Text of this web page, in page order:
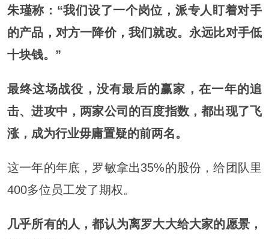
朱瑾称：“我们设了一个岗位，派专人盯着对手
的产品，对方一降价，我们就改。永远比对手低
十块钱。”
最终这场战役，没有最后的赢家，在一年的追
击、进攻中，两家公司的百度指数，都出现了飞
涨，成为行业毋庸置疑的前两名。
这一年的年底，罗敏拿出35%的股份，给团队里
400多位员工发了期权。
几乎所有的人，都认为离罗大大给大家的愿景，